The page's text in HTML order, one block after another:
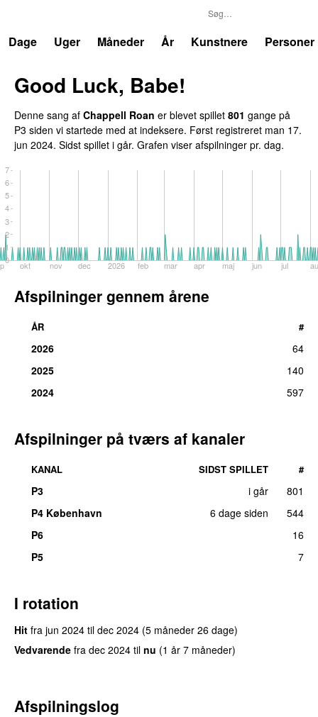
Dage
Uger Måneder År Kunstnere Personer
Good Luck, Babe!
Denne sang af Chappell Roan er blevet spillet 801 gange på
P3 siden vi startede med at indeksere. Først registreret man 17.
jun 2024. Sidst spillet i går. Grafen viser afspilninger pr. dag.
okt nov dec 2026 feb mar apr maj jun jul
0
1
2
3
4
5
6
7
Afspilninger gennem årene
ÅR #
2026
64
2025
140
2024
597
Afspilninger på tværs af kanaler
KANAL SIDST SPILLET #
P3 i går
801
P4 København
6 dage siden
544
P6
16
P5
7
I rotation
Hit fra jun 2024 til dec 2024 (5 måneder 26 dage)
Vedvarende fra dec 2024 til nu (1 år 7 måneder)
Afspilningslog